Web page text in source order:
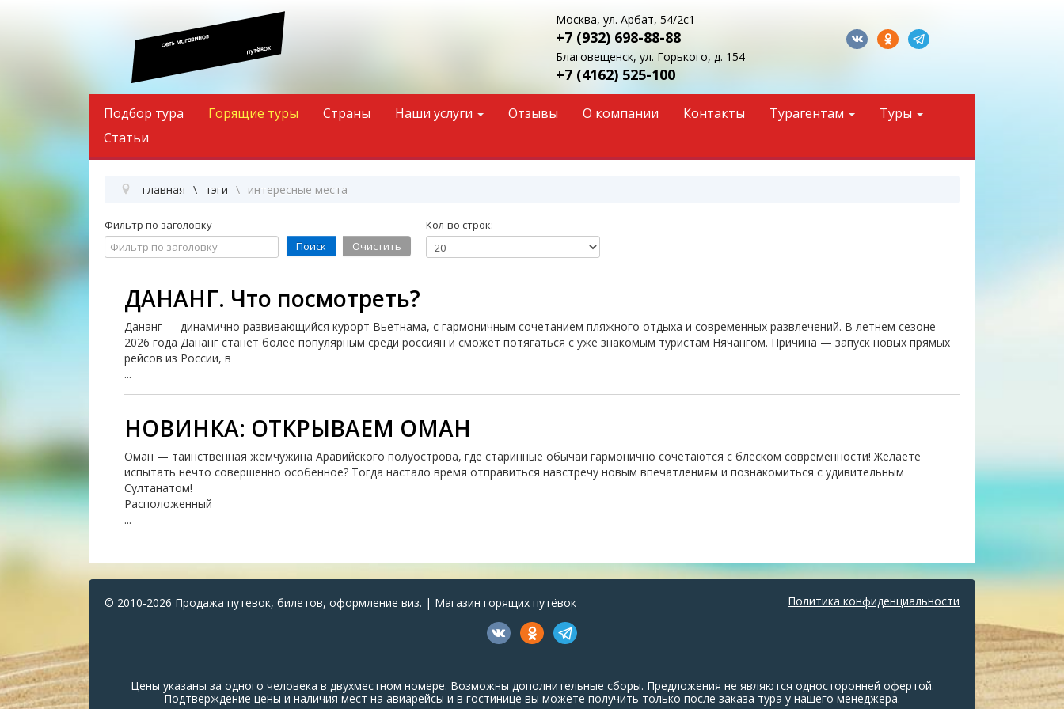
Москва, ул. Арбат, 54/2с1
+7 (932) 698-88-88
Благовещенск, ул. Горького, д. 154
+7 (4162) 525-100
Подбор тура Горящие туры Страны Наши услуги Отзывы О компании Контакты Турагентам
Туры
Статьи
главная тэги интересные места
Фильтр по заголовку
Поиск
Очистить
Кол-во строк:
ДАНАНГ. Что посмотреть?
Дананг — динамично развивающийся курорт Вьетнама, с гармоничным сочетанием пляжного отдыха и современных развлечений. В летнем сезоне
2026 года Дананг станет более популярным среди россиян и сможет потягаться с уже знакомым туристам Нячангом. Причина — запуск новых прямых
рейсов из России, в
...
НОВИНКА: ОТКРЫВАЕМ ОМАН
Оман — таинственная жемчужина Аравийского полуострова, где старинные обычаи гармонично сочетаются с блеском современности! Желаете
испытать нечто совершенно особенное? Тогда настало время отправиться навстречу новым впечатлениям и познакомиться с удивительным
Султанатом!
Расположенный
...
© 2010-2026 Продажа путевок, билетов, оформление виз. | Магазин горящих путёвок Политика конфиденциальности
Цены указаны за одного человека в двухместном номере. Возможны дополнительные сборы. Предложения не являются односторонней офертой.
Подтверждение цены и наличия мест на авиарейсы и в гостинице вы можете получить только после заказа тура у нашего менеджера.